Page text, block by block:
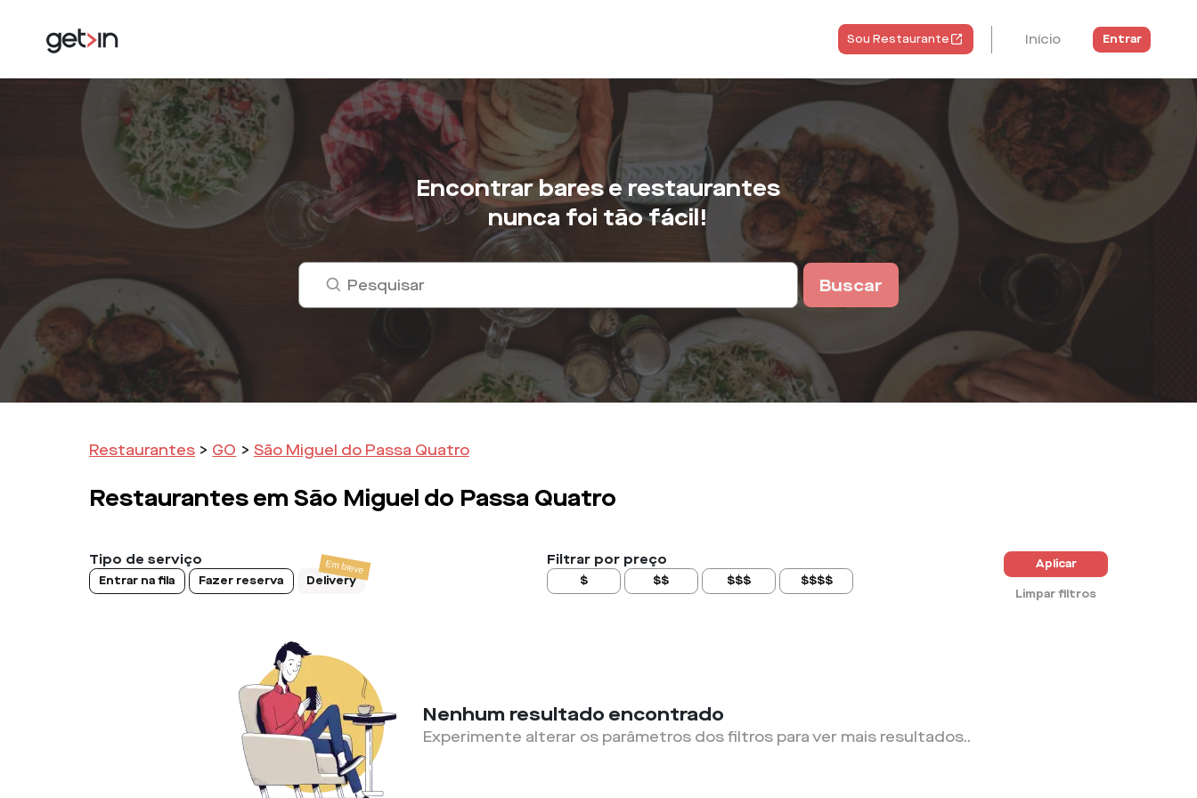
Sou Restaurante Início Entrar
Encontrar bares e restaurantes
nunca foi tão fácil!
Buscar
Restaurantes > GO > São Miguel do Passa Quatro
Restaurantes em São Miguel do Passa Quatro
Tipo de serviço
Entrar na fila Fazer reserva Delivery
Filtrar por preço
$ $$ $$$ $$$$
Aplicar
Limpar filtros
Nenhum resultado encontrado
Experimente alterar os parâmetros dos filtros para ver mais resultados..